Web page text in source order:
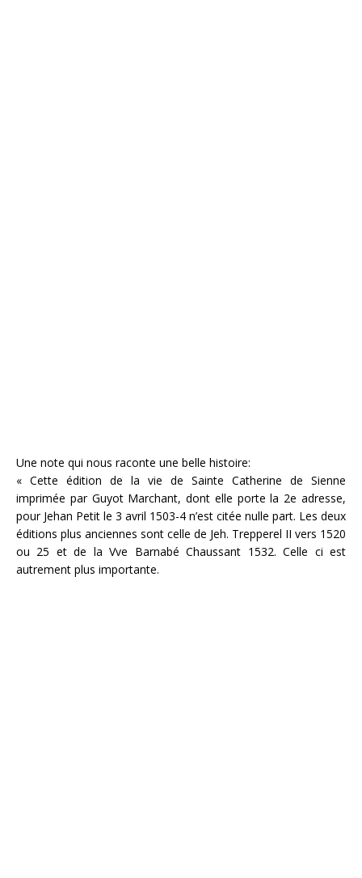
Une note qui nous raconte une belle histoire:
« Cette édition de la vie de Sainte Catherine de Sienne
imprimée par Guyot Marchant, dont elle porte la 2e adresse,
pour Jehan Petit le 3 avril 1503-4 n’est citée nulle part. Les deux
éditions plus anciennes sont celle de Jeh. Trepperel II vers 1520
ou 25 et de la Vve Barnabé Chaussant 1532. Celle ci est
autrement plus importante.